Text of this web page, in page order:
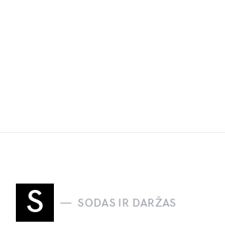
S SODAS IR DARŽAS